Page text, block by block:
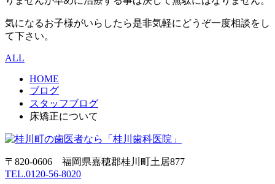
気になるお子様がいらしたら是非気軽にどうぞ一度相談をし
て下さい。
ALL
HOME
ブログ
スタッフブログ
床矯正について
〒820-0606 福岡県嘉穂郡桂川町土居877
TEL.0120-56-8020